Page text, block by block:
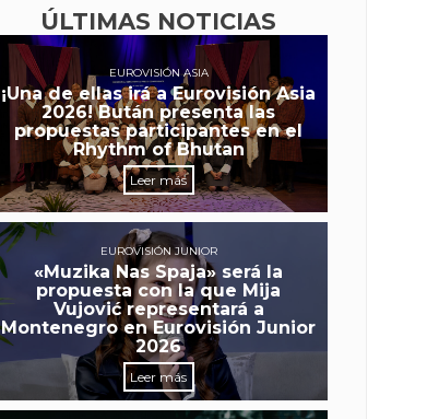
ÚLTIMAS NOTICIAS
EUROVISIÓN ASIA
¡Una de ellas irá a Eurovisión Asia
2026! Bután presenta las
propuestas participantes en el
Rhythm of Bhutan
Leer más
EUROVISIÓN JUNIOR
«Muzika Nas Spaja» será la
propuesta con la que Mija
Vujović representará a
Montenegro en Eurovisión Junior
2026
Leer más